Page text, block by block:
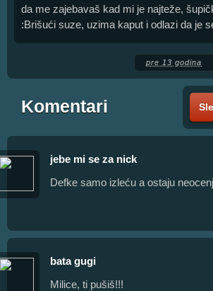
da me zajebavaš kad mi je najteže,
:Brišući suze, uzima kaput i odlazi da je
pre 13 godina
Komentari
jebe mi se za nick
Defke samo izleću a ostaju
bata gugi
Milice, ti pušiš!!!